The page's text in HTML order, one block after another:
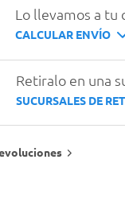
Lo llevamos a tu
CALCULAR ENVÍO
Retiralo en una
SUCURSALES DE